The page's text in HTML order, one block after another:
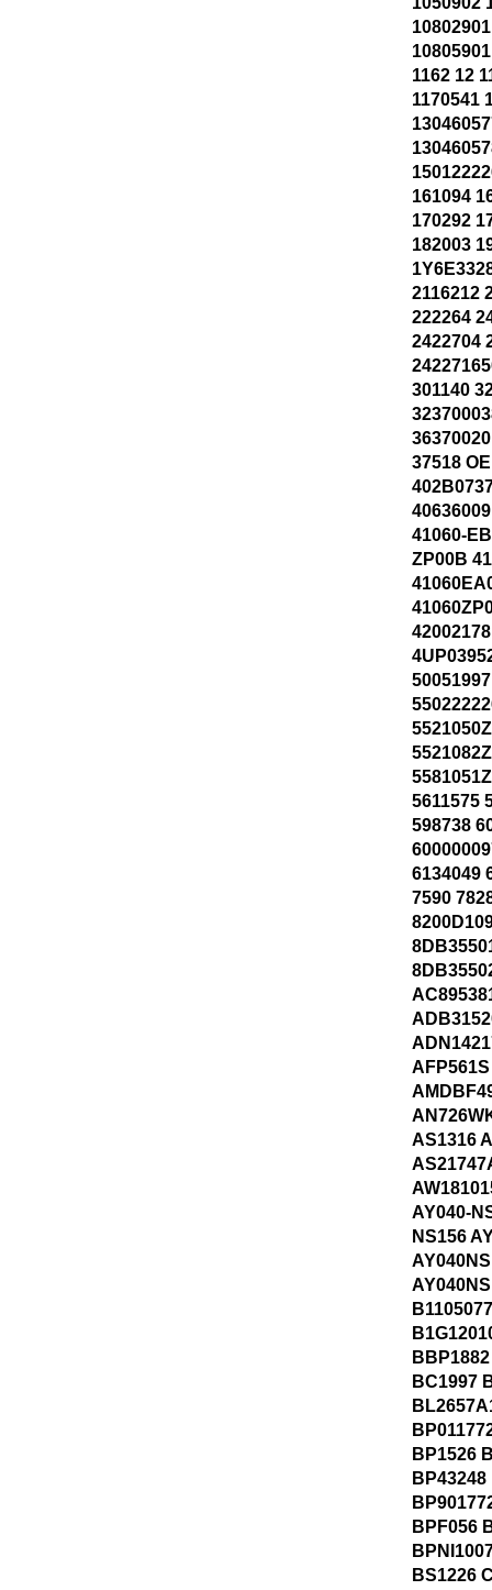
1162 12
1170541
161094
170292
182003
2116212
222264
2422704
301140
37518
41060-
ZP00B
5611575
598738
6134049
7590
AS1316
AY040-
NS156
BC1997
BP1526
BPF056
BS1226